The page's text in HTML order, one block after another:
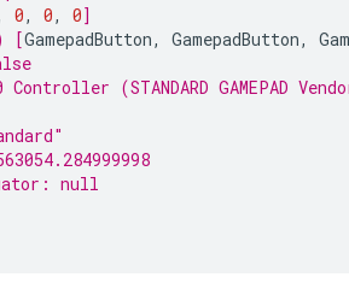
0, 0, 0]
[GamepadButton, GamepadButton,
Controller (STANDARD GAMEPAD
null